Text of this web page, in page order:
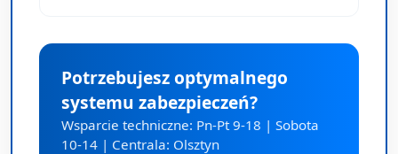
Potrzebujesz optymalnego
systemu zabezpieczeń?
Wsparcie techniczne: Pn-Pt 9-18 | Sobota
10-14 | Centrala: Olsztyn